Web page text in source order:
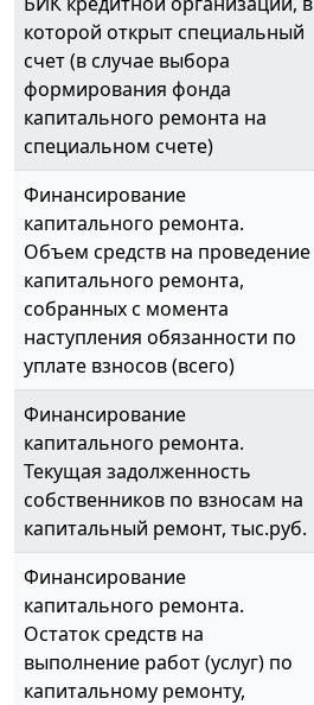
которой открыт специальный
счет (в случае выбора
формирования фонда
капитального ремонта на
специальном счете)
Финансирование
капитального ремонта.
Объем средств на проведение
капитального ремонта,
собранных с момента
наступления обязанности по
уплате взносов (всего)
Финансирование
капитального ремонта.
Текущая задолженность
собственников по взносам на
капитальный ремонт, тыс.руб.
Финансирование
капитального ремонта.
Остаток средств на
выполнение работ (услуг) по
капитальному ремонту,